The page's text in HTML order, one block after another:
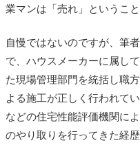
業マンは「売れ」ということ
自慢ではないのですが、筆
で、ハウスメーカーに属し
た現場管理部門を統括し職
よる施工が正しく行われて
などの住宅性能評価機関に
のやり取りを行ってきた経歴